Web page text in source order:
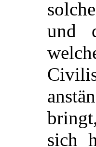
und
sich